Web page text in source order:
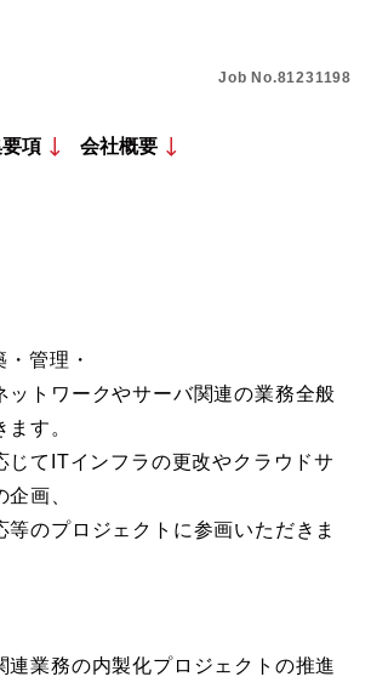
Job No.81231198
項 会社概要
・管理・
ットワークやサーバ関連の業務全般
す。
じてITインフラの更改やクラウドサ
画、
等のプロジェクトに参画いただきま
連業務の内製化プロジェクトの推進